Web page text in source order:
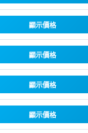
顯示價格
顯示價格
顯示價格
顯示價格